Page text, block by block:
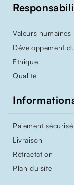
Valeurs humaines
Développement
Éthique
Qualité
Paiement sécurisé
Livraison
Rétractation
Plan du site